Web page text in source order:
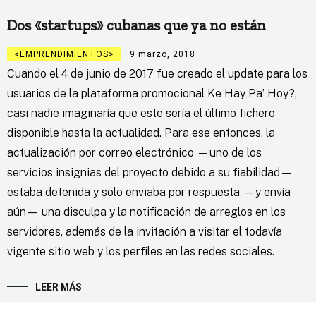
Dos «startups» cubanas que ya no están
EMPRENDIMIENTOS 9 marzo, 2018
Cuando el 4 de junio de 2017 fue creado el update para los
usuarios de la plataforma promocional Ke Hay Pa’ Hoy?,
casi nadie imaginaría que este sería el último fichero
disponible hasta la actualidad. Para ese entonces, la
actualización por correo electrónico —uno de los
servicios insignias del proyecto debido a su fiabilidad—
estaba detenida y solo enviaba por respuesta —y envía
aún— una disculpa y la notificación de arreglos en los
servidores, además de la invitación a visitar el todavía
vigente sitio web y los perfiles en las redes sociales.
LEER MÁS